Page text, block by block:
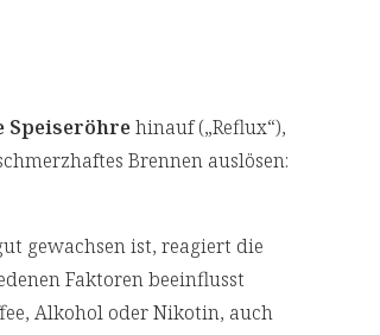
Speiseröhrehinauf („Reflux“),
Brennen auslösen:
gewachsen ist, reagiert die
Faktoren beeinflusst
Alkohol oder Nikotin, auch